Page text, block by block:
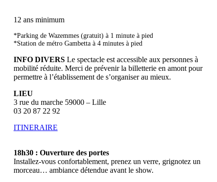
12 ans minimum
*Parking de Wazemmes (gratuit) à 1 minute à pied
*Station de métro Gambetta à 4 minutes à pied
INFO DIVERS Le spectacle est accessible aux personnes à
mobilité réduite. Merci de prévenir la billetterie en amont pour
permettre à l’établissement de s’organiser au mieux.
LIEU
3 rue du marche 59000 – Lille
03 20 87 22 92
ITINERAIRE
18h30 : Ouverture des portes
Installez-vous confortablement, prenez un verre, grignotez un
morceau… ambiance détendue avant le show.